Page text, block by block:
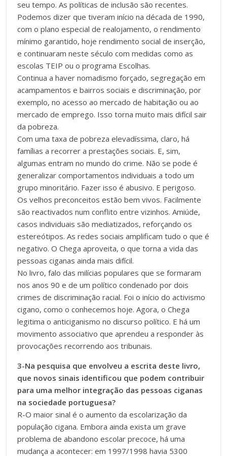
seu tempo. As políticas de inclusão são recentes.
Podemos dizer que tiveram início na década de 1990,
com o plano especial de realojamento, o rendimento
mínimo garantido, hoje rendimento social de inserção,
e continuaram neste século com medidas como as
escolas TEIP ou o programa Escolhas.
Continua a haver nomadismo forçado, segregação em
acampamentos e bairros sociais e discriminação, por
exemplo, no acesso ao mercado de habitação ou ao
mercado de emprego. Isso torna muito mais difícil sair
da pobreza.
Com uma taxa de pobreza elevadíssima, claro, há
famílias a recorrer a prestações sociais. E, sim,
algumas entram no mundo do crime. Não se pode é
generalizar comportamentos individuais a todo um
grupo minoritário. Fazer isso é abusivo. E perigoso.
Os velhos preconceitos estão bem vivos. Facilmente
são reactivados num conflito entre vizinhos. Amiúde,
casos individuais são mediatizados, reforçando os
estereótipos. As redes sociais amplificam tudo o que é
negativo. O Chega aproveita, o que torna a vida das
pessoas ciganas ainda mais difícil.
No livro, falo das milícias populares que se formaram
nos anos 90 e de um político condenado por dois
crimes de discriminação racial. Foi o início do activismo
cigano, como o conhecemos hoje. Agora, o Chega
legitima o anticiganismo no discurso político. E há um
movimento associativo que aprendeu a responder às
provocações recorrendo aos tribunais.
3-Na pesquisa que envolveu a escrita deste livro,
que novos sinais identificou que podem contribuir
para uma melhor integração das pessoas ciganas
na sociedade portuguesa?
R-O maior sinal é o aumento da escolarização da
população cigana. Embora ainda exista um grave
problema de abandono escolar precoce, há uma
mudança a acontecer: em 1997/1998 havia 5300